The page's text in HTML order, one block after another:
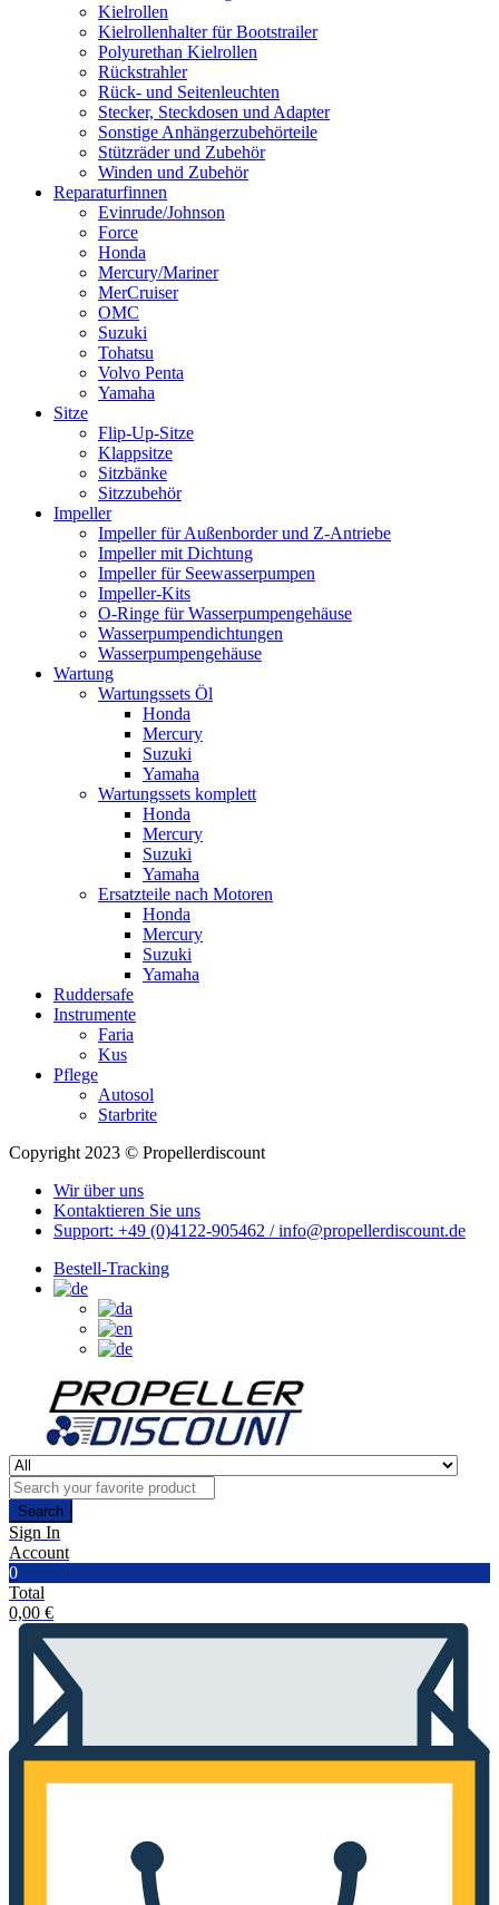
Kielrollen
Kielrollenhalter für Bootstrailer
Polyurethan Kielrollen
Rückstrahler
Rück- und Seitenleuchten
Stecker, Steckdosen und Adapter
Sonstige Anhängerzubehörteile
Stützräder und Zubehör
Winden und Zubehör
Reparaturfinnen
Evinrude/Johnson
Force
Honda
Mercury/Mariner
MerCruiser
OMC
Suzuki
Tohatsu
Volvo Penta
Yamaha
Sitze
Flip-Up-Sitze
Klappsitze
Sitzbänke
Sitzzubehör
Impeller
Impeller für Außenborder und Z-Antriebe
Impeller mit Dichtung
Impeller für Seewasserpumpen
Impeller-Kits
O-Ringe für Wasserpumpengehäuse
Wasserpumpendichtungen
Wasserpumpengehäuse
Wartung
Wartungssets Öl
Honda
Mercury
Suzuki
Yamaha
Wartungssets komplett
Honda
Mercury
Suzuki
Yamaha
Ersatzteile nach Motoren
Honda
Mercury
Suzuki
Yamaha
Ruddersafe
Instrumente
Faria
Kus
Pflege
Autosol
Starbrite
Copyright 2023 © Propellerdiscount
Wir über uns
Kontaktieren Sie uns
Support: +49 (0)4122-905462 / info@propellerdiscount.de
Bestell-Tracking
Search
Sign In
Account
0
Total
0,00 €